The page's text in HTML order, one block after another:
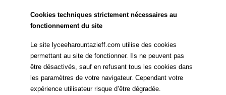
Cookies techniques strictement nécessaires au
fonctionnement du site
Le site lyceeharountazieff.com utilise des cookies
permettant au site de fonctionner. Ils ne peuvent pas
être désactivés, sauf en refusant tous les cookies dans
les paramètres de votre navigateur. Cependant votre
expérience utilisateur risque d’être dégradée.